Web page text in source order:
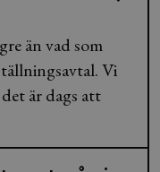
än vad som
Vi
är dags att